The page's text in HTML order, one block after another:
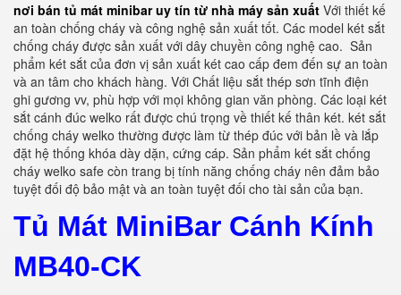
nơi bán tủ mát minibar uy tín từ nhà máy sản xuất Với thiết kế
an toàn chống cháy và công nghệ sản xuất tốt. Các model két sắt
chống cháy được sản xuất với dây chuyền công nghệ cao. Sản
phẩm két sắt của đơn vị sản xuất két cao cấp đem đến sự an toàn
và an tâm cho khách hàng. Với Chất liệu sắt thép sơn tĩnh điện
ghi gương vv, phù hợp với mọi không gian văn phòng. Các loại két
sắt cánh đúc welko rất được chú trọng về thiết kế thân két. két sắt
chống cháy welko thường được làm từ thép đúc với bản lề và lắp
đặt hệ thống khóa dày dặn, cứng cáp. Sản phẩm két sắt chống
cháy welko safe còn trang bị tính năng chống cháy nên đảm bảo
tuyệt đối độ bảo mật và an toàn tuyệt đối cho tài sản của bạn.
Tủ Mát MiniBar Cánh Kính
MB40-CK